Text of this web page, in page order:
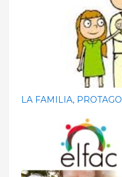
LA FAMILIA,